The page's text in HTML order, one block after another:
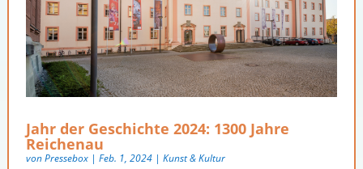
Jahr der Geschichte 2024: 1300 Jahre
Reichenau
vonPressebox |Feb. 1, 2024 |Kunst & Kultur